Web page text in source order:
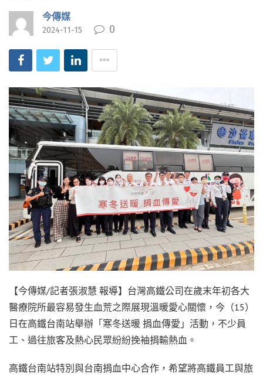
今傳媒
2024-11-15 0
【今傳媒/記者張淑慧 報導】台灣高鐵公司在歲末年初各大
醫療院所最容易發生血荒之際展現溫暖愛心關懷，今（15）
日在高鐵台南站舉辦「寒冬送暖 捐血傳愛」活動，不少員
工、過往旅客及熱心民眾紛紛挽袖捐輸熱血。
高鐵台南站特別與台南捐血中心合作，希望將高鐵員工與旅